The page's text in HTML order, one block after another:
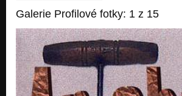
Nezařazeno
KEĎ SOM IŠIEL...
Nezařazeno
PANKREAS
Nezařazeno
Galerie Profilové fotky: 1 z 15